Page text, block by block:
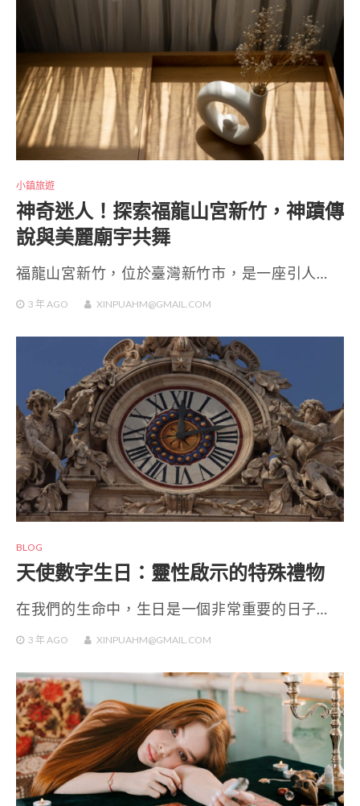
小鎮旅遊
神奇迷人！探索福龍山宮新竹，神蹟傳
說與美麗廟宇共舞
福龍山宮新竹，位於臺灣新竹市，是一座引人…
3 年AGO XINPUAHM@GMAIL.COM
BLOG
天使數字生日：靈性啟示的特殊禮物
在我們的生命中，生日是一個非常重要的日子…
3 年AGO XINPUAHM@GMAIL.COM